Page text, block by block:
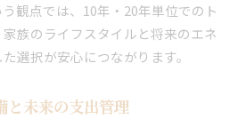
観点では、10年・20年単位でのト
族のライフスタイルと将来のエネ
選択が安心につながります。
と未来の支出管理